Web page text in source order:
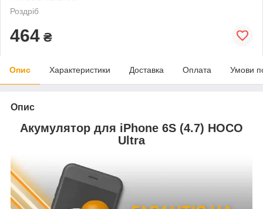
Роздріб
464 ₴
Опис Характеристики Доставка Оплата Умови
Опис
Акумулятор для iPhone 6S (4.7) HOCO
Ultra